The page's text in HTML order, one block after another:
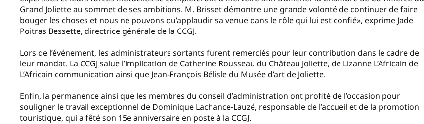
Grand Joliette au sommet de ses ambitions. M. Brisset démontre une grande volonté de continuer de faire
bouger les choses et nous ne pouvons qu’applaudir sa venue dans le rôle qui lui est confié», exprime Jade
Poitras Bessette, directrice générale de la CCGJ.
Lors de l’événement, les administrateurs sortants furent remerciés pour leur contribution dans le cadre de
leur mandat. La CCGJ salue l’implication de Catherine Rousseau du Château Joliette, de Lizanne L’Africain de
L’Africain communication ainsi que Jean-François Bélisle du Musée d’art de Joliette.
Enfin, la permanence ainsi que les membres du conseil d’administration ont profité de l’occasion pour
souligner le travail exceptionnel de Dominique Lachance-Lauzé, responsable de l’accueil et de la promotion
touristique, qui a fêté son 15e anniversaire en poste à la CCGJ.